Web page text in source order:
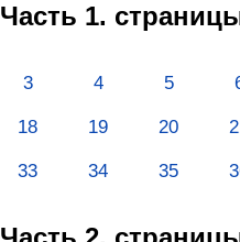
Часть 1.
3 4 5
18 19 20
33 34 35